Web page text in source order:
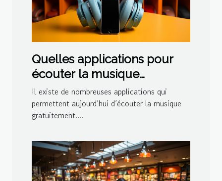
Quelles applications pour
écouter la musique
gratuitement sur iPhone ou
android
Il existe de nombreuses applications qui
permettent aujourd’hui d’écouter la musique
gratuitement....